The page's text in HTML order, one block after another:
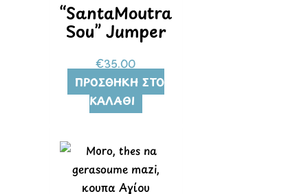
“SantaMoutra
Sou” Jumper
€35.00
ΠΡΟΣΘΉΚΗ ΣΤΟ
ΚΑΛΆΘΙ